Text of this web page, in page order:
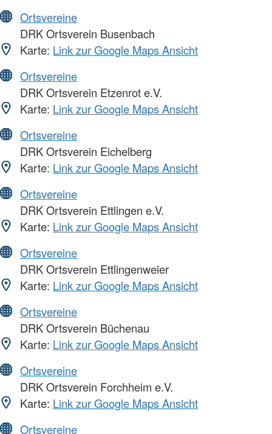
Ortsvereine
DRK Ortsverein Busenbach
Karte: Link zur Google Maps Ansicht
Ortsvereine
DRK Ortsverein Etzenrot e.V.
Karte: Link zur Google Maps Ansicht
Ortsvereine
DRK Ortsverein Eichelberg
Karte: Link zur Google Maps Ansicht
Ortsvereine
DRK Ortsverein Ettlingen e.V.
Karte: Link zur Google Maps Ansicht
Ortsvereine
DRK Ortsverein Ettlingenweier
Karte: Link zur Google Maps Ansicht
Ortsvereine
DRK Ortsverein Büchenau
Karte: Link zur Google Maps Ansicht
Ortsvereine
DRK Ortsverein Forchheim e.V.
Karte: Link zur Google Maps Ansicht
Ortsvereine